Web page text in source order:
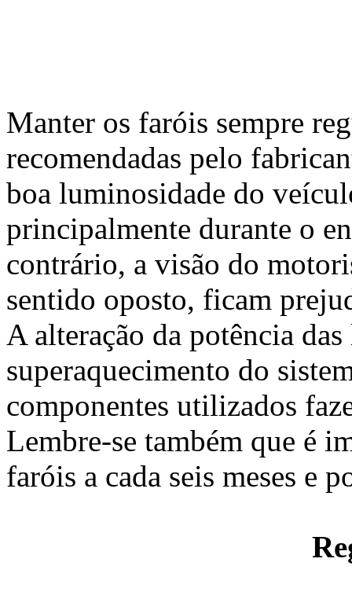
Manter os faróis sempre
recomendadas pe­­lo
boa luminosidade do
principalmente durante o
contrário, a visão do
sentido oposto, ficam
A alteração da potência
superaquecimento do
componentes utilizados
Lembre-se também que é
faróis a cada seis meses e